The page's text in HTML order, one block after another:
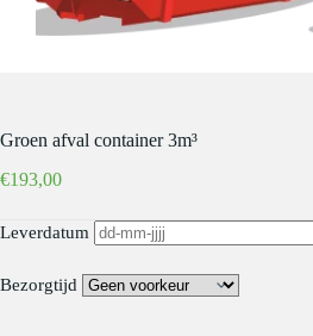
Groen afval container 3m³
€193,00
Leverdatum
Bezorgtijd